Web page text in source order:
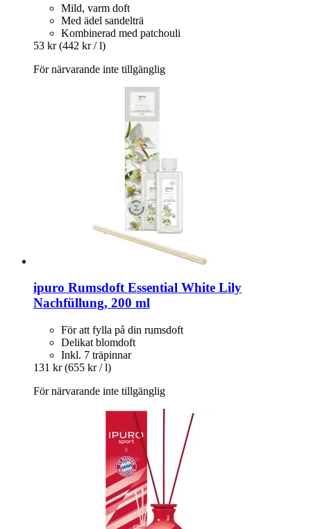
Mild, varm doft
Med ädel sandelträ
Kombinerad med patchouli
53 kr (442 kr / l)
För närvarande inte tillgänglig
ipuro Rumsdoft Essential White Lily
Nachfüllung, 200 ml
För att fylla på din rumsdoft
Delikat blomdoft
Inkl. 7 träpinnar
131 kr (655 kr / l)
För närvarande inte tillgänglig